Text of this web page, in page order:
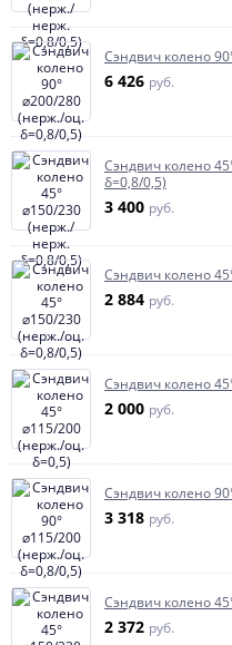
Сэндвич колено
6 426 руб.
Сэндвич колено
δ=0,8/0,5)
3 400 руб.
Сэндвич колено
2 884 руб.
Сэндвич колено
2 000 руб.
Сэндвич колено
3 318 руб.
Сэндвич колено
2 372 руб.